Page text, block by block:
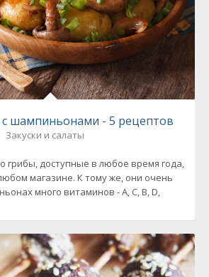
шампиньонами - 5 рецептов
Закуски и салаты
доступные в любое время года,
магазине. К тому же, они очень
много витаминов - А, С, В, D,